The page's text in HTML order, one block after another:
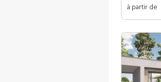
à partir de